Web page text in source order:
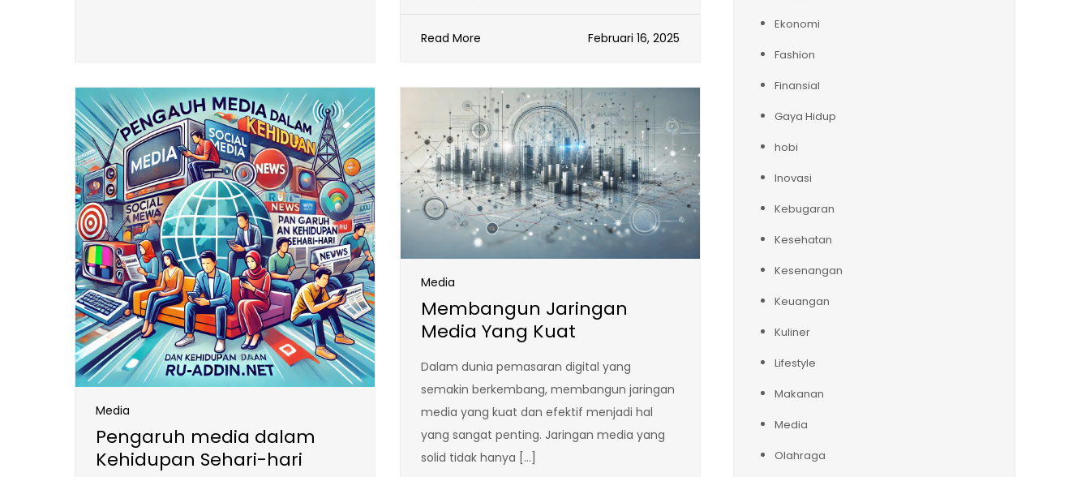
Read More Februari 16, 2025
Media
Pengaruh media dalam
Kehidupan Sehari-hari
Media
Membangun Jaringan
Media Yang Kuat
Dalam dunia pemasaran digital yang
semakin berkembang, membangun jaringan
media yang kuat dan efektif menjadi hal
yang sangat penting. Jaringan media yang
solid tidak hanya […]
Ekonomi
Fashion
Finansial
Gaya Hidup
hobi
Inovasi
Kebugaran
Kesehatan
Kesenangan
Keuangan
Kuliner
Lifestyle
Makanan
Media
Olahraga